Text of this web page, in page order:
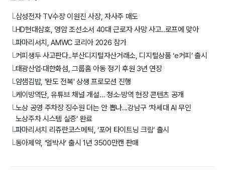
└삼성전자 TV수장 이원진 사장, 자사주 매도
└HD현대삼호, 영암 조선소서 40대 근로자 사망 사고..로프에 맞아
└파마리서치, AMWC 코리아 2026 참가
└커피생두 사고판다..부산디지털자산거래소, 디지털상품 ‘e커피’ 출시
└태광산업·대한화섬, 그룹홈 아동 정기 후원 3년 연장
└얌샘김밥, '완도 전복' 상생 프로모션 진행
└케이방역단, 유튜브 채널 개설… 청소·방역 현장 콘텐츠 공개
└노상 공영 주차장 징수원 더는 안 뽑나...강남구 ‘차세대 AI 무인
노상주차 시스템 실증’ 완료
└파마리서치 리쥬란코스메틱, ‘포어 타이트닝 크림’ 출시
└동아제약, ‘얼박사’ 출시 1년 3500만캔 판매